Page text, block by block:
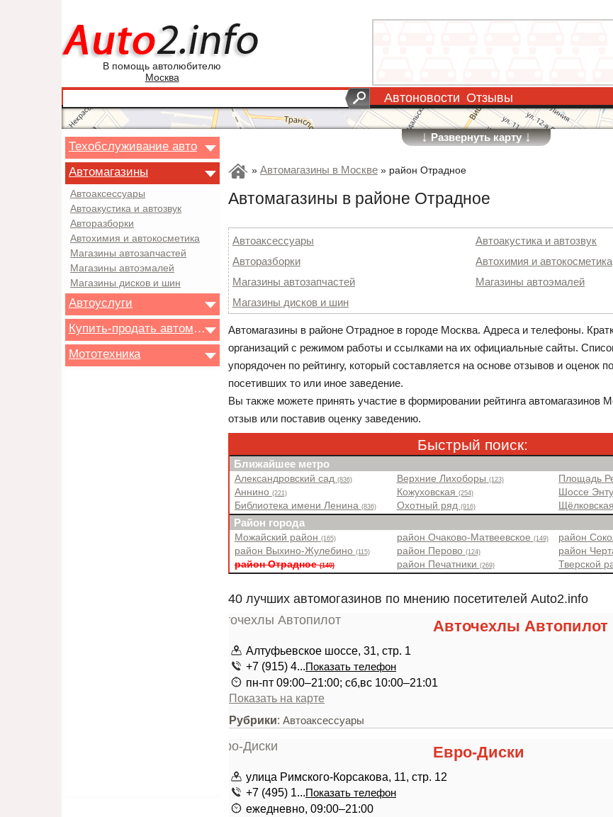
В помощь автолюбителю
Москва
Автоновости Отзывы
↓Развернуть карту↓
Техобслуживание авто
Автомагазины
Автоаксессуары
Автоакустика и автозвук
Авторазборки
Автохимия и автокосметика
Магазины автозапчастей
Магазины автоэмалей
Магазины дисков и шин
Автоуслуги
Купить-продать автомобиль
Мототехника
» Автомагазины в Москве » район Отрадное
Автомагазины в районе Отрадное
Автоаксессуары
Автоакустика и автозвук
Авторазборки
Автохимия и автокосметика
Магазины автозапчастей
Магазины автоэмалей
Магазины дисков и шин
Автомагазины в районе Отрадное в городе Москва. Адреса и телефоны.
организаций с режимом работы и ссылками на их официальные сайты.
упорядочен по рейтингу, который составляется на основе отзывов и оценок
посетивших то или иное заведение.
Вы также можете принять участие в формировании рейтинга автомагазинов
отзыв или поставив оценку заведению.
Быстрый поиск:
Ближайшее метро
Александровский сад (836)
Аннино (221)
Библиотека имени Ленина (836)
Верхние Лихоборы (123)
Кожуховская (254)
Охотный ряд (916)
Площадь
Шоссе
Район города
Можайский район (165)
район Выхино-Жулебино (115)
район Отрадное(140)
район Очаково-Матвеевское (149)
район Перово (124)
район Печатники (269)
район
район
Тверской
40 лучших автомогазинов по мнению посетителей Auto2.info
Авточехлы Автопилот
Алтуфьевское шоссе, 31, стр. 1
+7 (915) 4...Показать телефон
пн-пт 09:00–21:00; сб,вс 10:00–21:01
Показать на карте
Рубрики: Автоаксессуары
Евро-Диски
улица Римского-Корсакова, 11, стр. 12
+7 (495) 1...Показать телефон
ежедневно, 09:00–21:00